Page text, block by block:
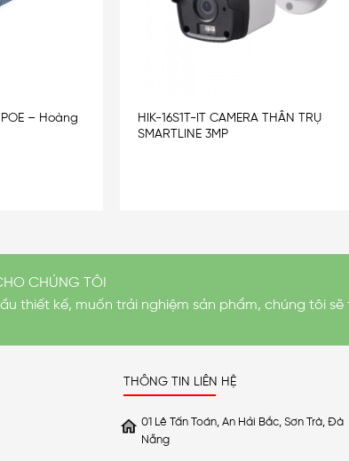
– Hoàng
HIK-16S1T-IT CAMERA THÂN TRỤ
SMARTLINE 3MP
CHÚNG TÔI
thiết kế, muốn trải nghiệm sản phẩm, chúng tôi
THÔNG TIN LIÊN HỆ
01 Lê Tấn Toán, An Hải Bắc, Sơn Trà, Đà
Nẵng